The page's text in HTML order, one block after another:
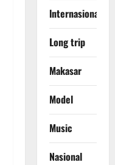
lnternasional
Long trip
Makasar
Model
Music
Nasional